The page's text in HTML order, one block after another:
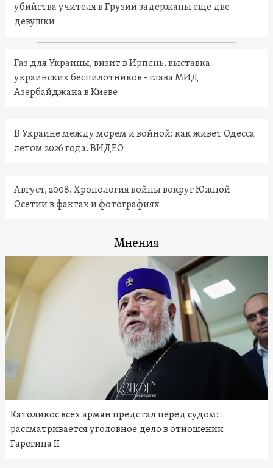
убийства учителя в Грузии задержаны еще две
девушки
Газ для Украины, визит в Ирпень, выставка
украинских беспилотников - глава МИД
Азербайджана в Киеве
В Украине между морем и войной: как живет Одесса
летом 2026 года. ВИДЕО
Август, 2008. Хронология войны вокруг Южной
Осетии в фактах и фотографиях
Мнения
Католикос всех армян предстал перед судом:
рассматривается уголовное дело в отношении
Гарегина II